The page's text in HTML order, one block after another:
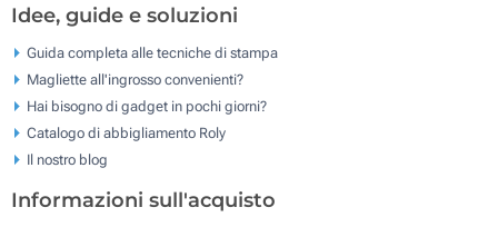
Idee, guide e soluzioni
Guida completa alle tecniche di stampa
Magliette all'ingrosso convenienti?
Hai bisogno di gadget in pochi giorni?
Catalogo di abbigliamento Roly
Il nostro blog
Informazioni sull'acquisto